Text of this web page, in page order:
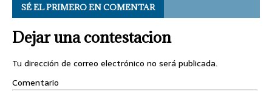
SÉ EL PRIMERO EN COMENTAR
Dejar una contestacion
Tu dirección de correo electrónico no será publicada.
Comentario